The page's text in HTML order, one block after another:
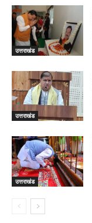
उत्तराखंड
उत्तराखंड
उत्तराखंड